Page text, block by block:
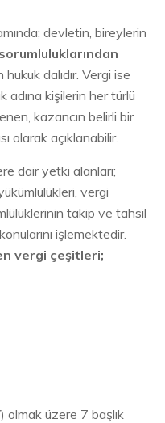
devletin, bireylerin
dalıdır. Vergi ise
adına kişilerin her türlü
kazancın belirli bir
olarak açıklanabilir.
dair yetki alanları;
vergi
takip ve tahsil
işlemektedir.
vergi çeşitleri;
olmak üzere 7 başlık